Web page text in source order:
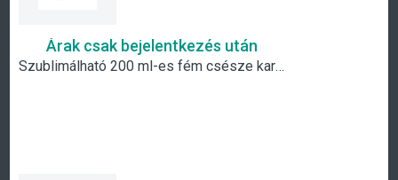
Árak csak bejelentkezés után
Szublimálható 200 ml-es fém csésze karabiner füllel